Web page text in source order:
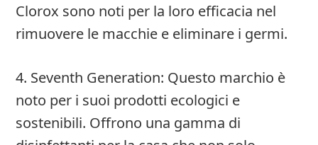
Clorox sono noti per la loro efficacia nel
rimuovere le macchie e eliminare i germi.
4. Seventh Generation: Questo marchio è
noto per i suoi prodotti ecologici e
sostenibili. Offrono una gamma di